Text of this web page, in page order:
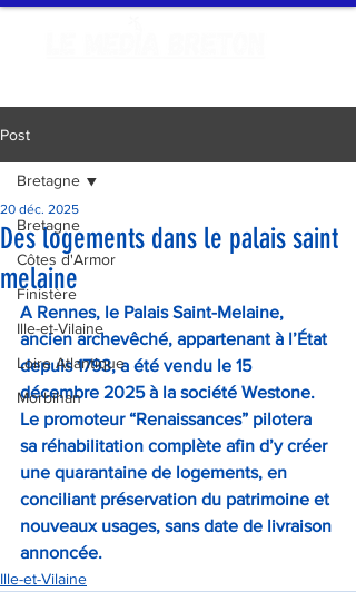
Post
Bretagne
Côtes d'Armor
Finistère
Ille-et-Vilaine
Loire Atlantique
Morbihan
Bretagne
Des logements dans le palais saint
melaine
20 déc. 2025
A Rennes, le Palais Saint-Melaine,
ancien archevêché, appartenant à l’État
depuis 1793, a été vendu le 15
décembre 2025 à la société Westone.
Le promoteur “Renaissances” pilotera
sa réhabilitation complète afin d’y créer
une quarantaine de logements, en
conciliant préservation du patrimoine et
nouveaux usages, sans date de livraison
annoncée.
Ille-et-Vilaine